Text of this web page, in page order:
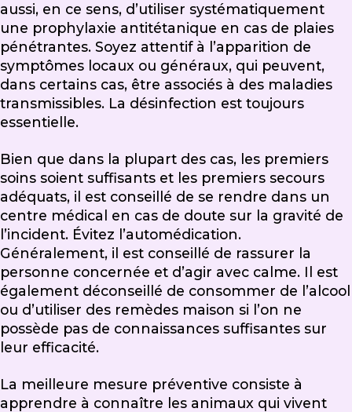
aussi, en ce sens, d’utiliser systématiquement
une prophylaxie antitétanique en cas de plaies
pénétrantes. Soyez attentif à l’apparition de
symptômes locaux ou généraux, qui peuvent,
dans certains cas, être associés à des maladies
transmissibles. La désinfection est toujours
essentielle.
Bien que dans la plupart des cas, les premiers
soins soient suffisants et les premiers secours
adéquats, il est conseillé de se rendre dans un
centre médical en cas de doute sur la gravité de
l’incident. Évitez l’automédication.
Généralement, il est conseillé de rassurer la
personne concernée et d’agir avec calme. Il est
également déconseillé de consommer de l’alcool
ou d’utiliser des remèdes maison si l’on ne
possède pas de connaissances suffisantes sur
leur efficacité.
La meilleure mesure préventive consiste à
apprendre à connaître les animaux qui vivent